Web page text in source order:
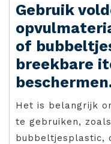
Gebruik
of
breekbare
Het is belangrijk
te gebruiken,
bubbeltjesplastic,